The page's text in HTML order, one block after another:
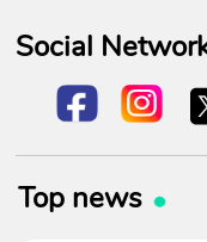
Social
Top news